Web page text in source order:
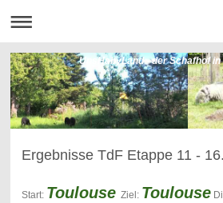
UnsHabyLand - der Schafhof
Ergebnisse TdF Etappe 11 -
Start: Toulouse Ziel: Toulouse